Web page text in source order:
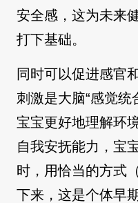
安全感，这为未来
打下基础。
同时可以促进感官
刺激是大脑“感觉统
宝宝更好地理解环
自我安抚能力，宝
时，用恰当的方式
下来，这是个体早